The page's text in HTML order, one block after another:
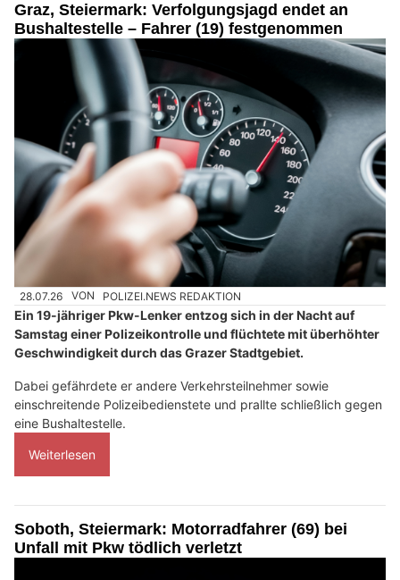
Graz, Steiermark: Verfolgungsjagd endet an
Bushaltestelle – Fahrer (19) festgenommen
28.07.26 VON POLIZEI.NEWS REDAKTION
Ein 19-jähriger Pkw-Lenker entzog sich in der Nacht auf
Samstag einer Polizeikontrolle und flüchtete mit überhöhter
Geschwindigkeit durch das Grazer Stadtgebiet.
Dabei gefährdete er andere Verkehrsteilnehmer sowie
einschreitende Polizeibedienstete und prallte schließlich gegen
eine Bushaltestelle.
Weiterlesen
Soboth, Steiermark: Motorradfahrer (69) bei
Unfall mit Pkw tödlich verletzt